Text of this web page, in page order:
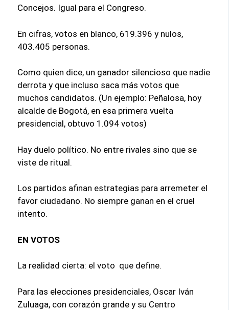
Concejos. Igual para el Congreso.
En cifras, votos en blanco, 619.396 y nulos,
403.405 personas.
Como quien dice, un ganador silencioso que nadie
derrota y que incluso saca más votos que
muchos candidatos. (Un ejemplo: Peñalosa, hoy
alcalde de Bogotá, en esa primera vuelta
presidencial, obtuvo 1.094 votos)
Hay duelo político. No entre rivales sino que se
viste de ritual.
Los partidos afinan estrategias para arremeter el
favor ciudadano. No siempre ganan en el cruel
intento.
EN VOTOS
La realidad cierta: el voto que define.
Para las elecciones presidenciales, Oscar Iván
Zuluaga, con corazón grande y su Centro